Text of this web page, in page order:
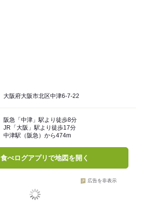
大阪府大阪市北区中津6-7-22
阪急「中津」駅より徒歩8分
JR「大阪」駅より徒歩17分
中津駅（阪急）から474m
食べログアプリで地図を開く
広告を非表示